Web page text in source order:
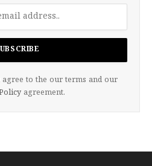
to the our terms and our
agreement.